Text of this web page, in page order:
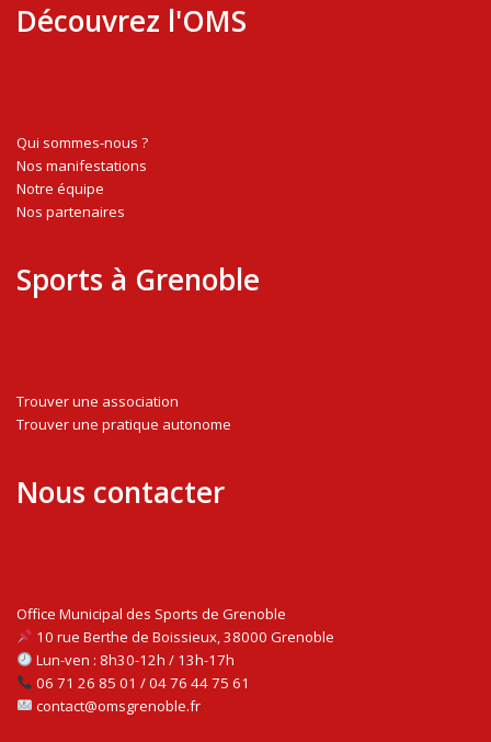
Découvrez l'OMS
Qui sommes-nous ?
Nos manifestations
Notre équipe
Nos partenaires
Sports à Grenoble
Trouver une association
Trouver une pratique autonome
Nous contacter
Office Municipal des Sports de Grenoble
10 rue Berthe de Boissieux, 38000 Grenoble
Lun-ven : 8h30-12h / 13h-17h
06 71 26 85 01 / 04 76 44 75 61
contact@omsgrenoble.fr